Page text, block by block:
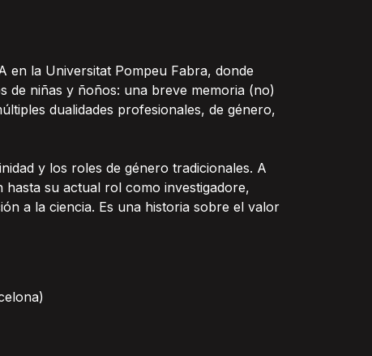
en la Universitat Pompeu Fabra, donde
de niñas y ñoños: una breve memoria (no)
dualidades profesionales, de género,
y los roles de género tradicionales. A
su actual rol como investigadore,
a la ciencia. Es una historia sobre el valor